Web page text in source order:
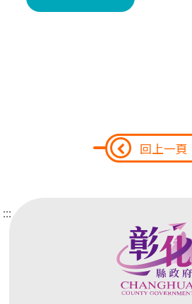
回上一頁
:::